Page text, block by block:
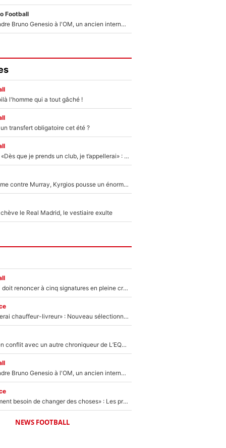
Football
Proche de rejoindre Bruno Genesio à l'OM, un ancien international français va finalement débarquer... sur RMC !
l'homme qui a tout gâché !
transfert obligatoire cet été ?
Mercato - OM - «Dès que je prends un club, je t’appellerai» : La promesse de Marcelino au moment de claquer la porte
Victime de racisme contre Murray, Kyrgios pousse un énorme coup de gueule !
le Real Madrid, le vestiaire exulte
Grégory Lorenzi doit renoncer à cinq signatures en pleine crise financière : L’IA propose sept noms à l’OM pour un mercato réussi... à seulement 5M€ !
«Plus grand, je ferai chauffeur-livreur» : Nouveau sélectionneur des Bleus, Zinédine Zidane s’était imaginé un avenir très différent lorsqu'il était enfant
Johan Micoud en conflit avec un autre chroniqueur de L’EQUIPE du Soir : «Pendant un moment, je ne les ai pas remis ensemble dans l'émission»
Proche de rejoindre Bruno Genesio à l'OM, un ancien international français va finalement débarquer... sur RMC !
«Il y a probablement besoin de changer des choses» : Les premiers changements de Zinedine Zidane en équipe de France sont révélés ?
NEWS FOOTBALL